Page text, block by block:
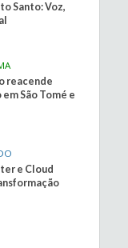
Santo: Voz,
reacende
São Tomé e
e Cloud